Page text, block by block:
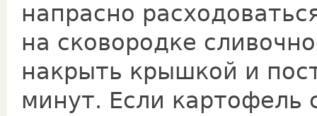
напрасно
на сковородке
накрыть крышкой и
минут. Если картофель